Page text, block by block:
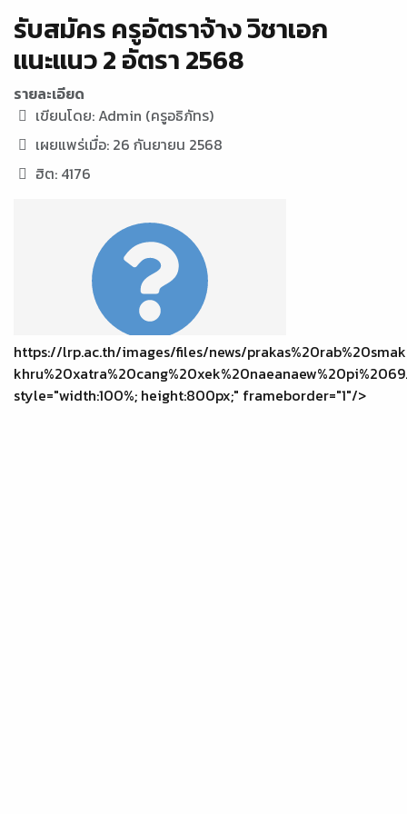
รับสมัคร ครูอัตราจ้าง วิชาเอก
แนะแนว 2 อัตรา 2568
รายละเอียด
เขียนโดย: Admin (ครูอธิภัทร)
เผยแพร่เมื่อ: 26 กันยายน 2568
ฮิต: 4176
https://lrp.ac.th/images/files/news/
style="width:100%; height:800px;" frameborder="1"/>